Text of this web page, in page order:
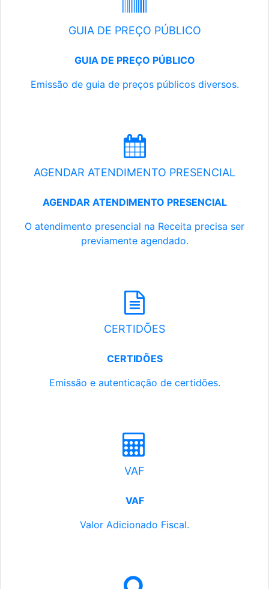
GUIA DE PREÇO PÚBLICO
GUIA DE PREÇO PÚBLICO
Emissão de guia de preços públicos diversos.
AGENDAR ATENDIMENTO PRESENCIAL
AGENDAR ATENDIMENTO PRESENCIAL
O atendimento presencial na Receita precisa ser
previamente agendado.
CERTIDÕES
CERTIDÕES
Emissão e autenticação de certidões.
VAF
VAF
Valor Adicionado Fiscal.